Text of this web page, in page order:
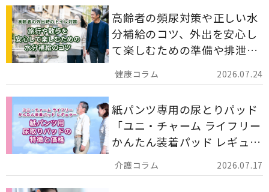
2026.07.24
高齢者の頻尿対策や正しい水
分補給のコツ、外出を安心し
て楽しむための準備や排泄ケ
ア用品の選び方を解説しま
す。
2026.07.17
紙パンツ専用の尿とりパッド
「ユニ・チャーム ライフリー
かんたん装着パッド レギュラ
ー 計162枚」について解説し
ます。